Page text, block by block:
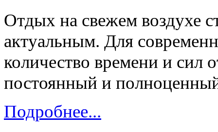
Отдых на свежем воздухе
актуальным. Для
количество времени и сил
постоянный и
Подробнее...